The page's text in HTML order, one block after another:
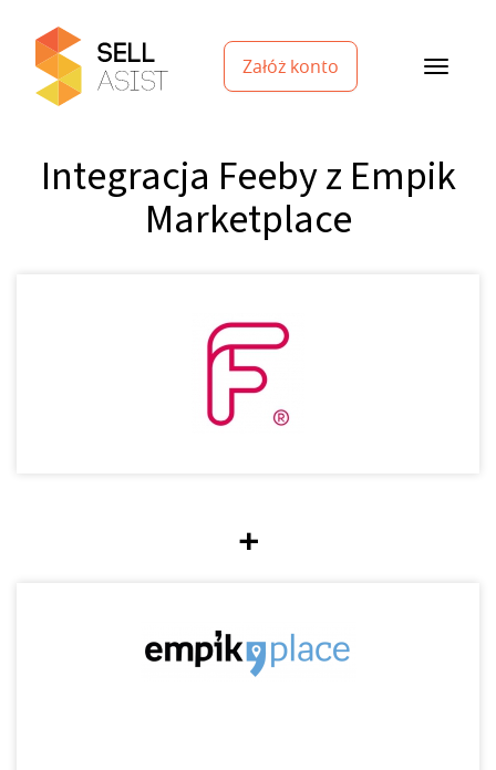
Załóż konto
Integracja Feeby z Empik
Marketplace
+